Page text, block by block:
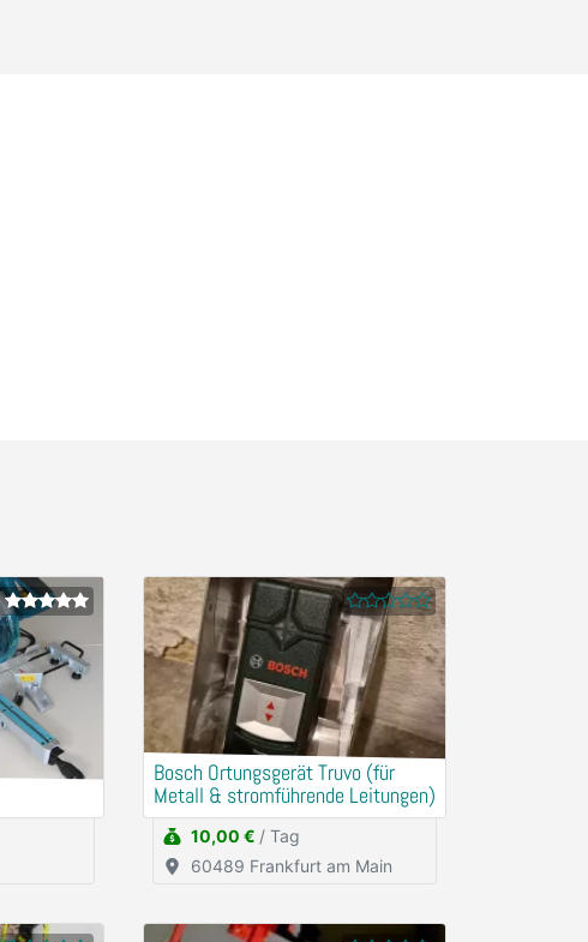
Bosch Ortungsgerät Truvo (für
Metall & stromführende Leitungen)
10,00 € / Tag
60489 Frankfurt am Main